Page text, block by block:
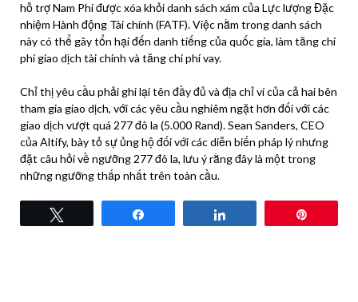
hỗ trợ Nam Phi được xóa khỏi danh sách xám của Lực lượng Đặc
nhiệm Hành động Tài chính (FATF). Việc nằm trong danh sách
này có thể gây tổn hại đến danh tiếng của quốc gia, làm tăng chi
phí giao dịch tài chính và tăng chi phí vay.
Chỉ thị yêu cầu phải ghi lại tên đầy đủ và địa chỉ ví của cả hai bên
tham gia giao dịch, với các yêu cầu nghiêm ngặt hơn đối với các
giao dịch vượt quá 277 đô la (5.000 Rand). Sean Sanders, CEO
của Altify, bày tỏ sự ủng hộ đối với các diễn biến pháp lý nhưng
đặt câu hỏi về ngưỡng 277 đô la, lưu ý rằng đây là một trong
những ngưỡng thấp nhất trên toàn cầu.